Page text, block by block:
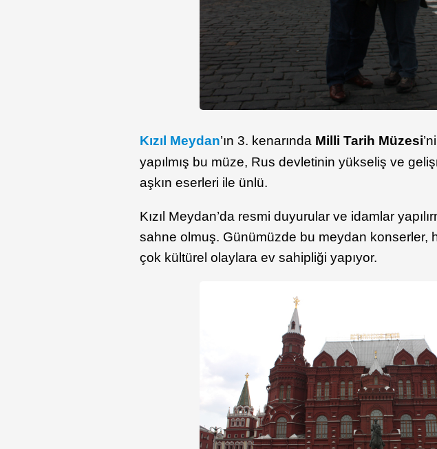
Kızıl Meydan’ın 3. kenarında Milli Tarih Müzesi
yapılmış bu müze, Rus devletinin yükseliş ve
aşkın eserleri ile ünlü.
Kızıl Meydan’da resmi duyurular ve idamlar
sahne olmuş. Günümüzde bu meydan konserler,
çok kültürel olaylara ev sahipliği yapıyor.